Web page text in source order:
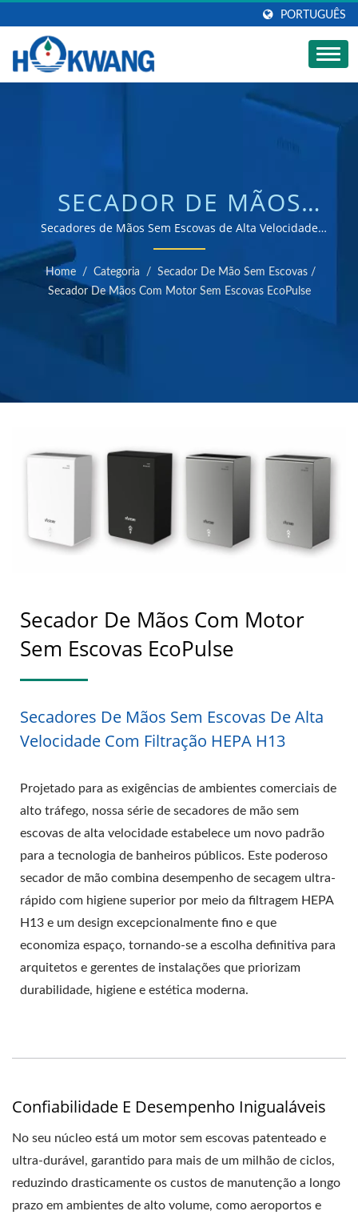
PORTUGUÊS
SECADOR DE MÃOS
COM MOTOR SEM
ESCOVAS ECOPULSE |
FABRICANTE DE
DISPENSADORES DE
SABONETE EM AÇO
INOXIDÁVEL |
Secadores de Mãos Sem Escovas de Alta Velocidade
com Filtração HEPA H13 / Fabricante de secadores de
mão e dispensadores de sabonete certificados ISO 9001
e 14001
Home / Categoria / Secador De Mão Sem Escovas /
Secador De Mãos Com Motor Sem Escovas EcoPulse
Secador De Mãos Com Motor
Sem Escovas EcoPulse
Secadores De Mãos Sem Escovas De Alta
Velocidade Com Filtração HEPA H13
Projetado para as exigências de ambientes comerciais de
alto tráfego, nossa série de secadores de mão sem
escovas de alta velocidade estabelece um novo padrão
para a tecnologia de banheiros públicos. Este poderoso
secador de mão combina desempenho de secagem ultra-
rápido com higiene superior por meio da filtragem HEPA
H13 e um design excepcionalmente fino e que
economiza espaço, tornando-se a escolha definitiva para
arquitetos e gerentes de instalações que priorizam
durabilidade, higiene e estética moderna.
Confiabilidade E Desempenho Inigualáveis
No seu núcleo está um motor sem escovas patenteado e
ultra-durável, garantido para mais de um milhão de ciclos,
reduzindo drasticamente os custos de manutenção a longo
prazo em ambientes de alto volume, como aeroportos e